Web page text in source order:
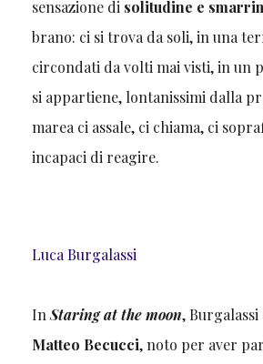
sensazione di solitudine e
brano: ci si trova da soli, in una
circondati da volti mai visti, in un
si appartiene, lontanissimi dalla
marea ci assale, ci chiama, ci
incapaci di reagire.
Luca Burgalassi
InStaring at the moon,
Matteo Becucci, noto per aver